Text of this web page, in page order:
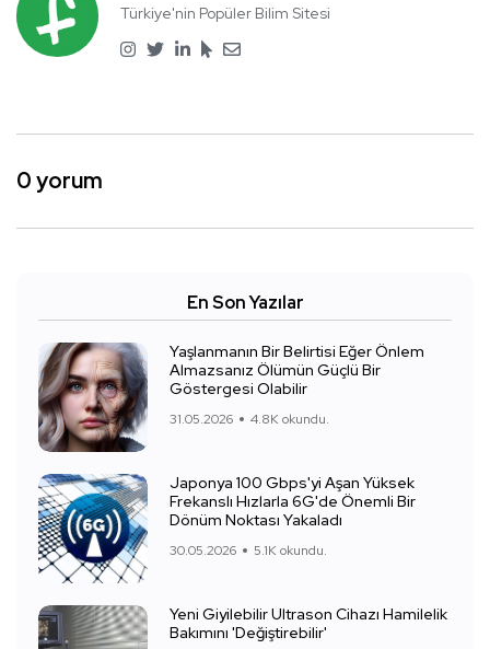
Türkiye'nin Popüler Bilim Sitesi
0 yorum
En Son Yazılar
Yaşlanmanın Bir Belirtisi Eğer Önlem
Almazsanız Ölümün Güçlü Bir
Göstergesi Olabilir
31.05.2026 4.8K okundu.
Japonya 100 Gbps'yi Aşan Yüksek
Frekanslı Hızlarla 6G'de Önemli Bir
Dönüm Noktası Yakaladı
30.05.2026 5.1K okundu.
Yeni Giyilebilir Ultrason Cihazı Hamilelik
Bakımını 'Değiştirebilir'